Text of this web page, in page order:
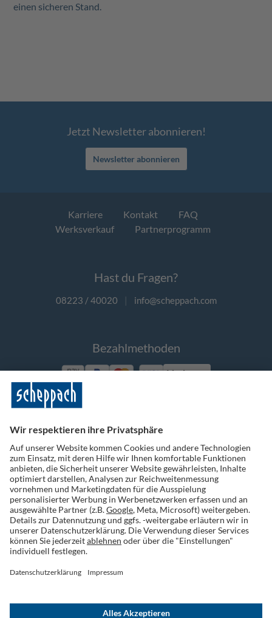
einen sicheren Stand.
Jetzt Newsletter abonnieren!
Newsletter abonnieren
Karriere Kontakt
FAQ
Werksverkauf
Partnerprogramm
Hast du Fragen?
08223 / 40020 | info@scheppach.com
Bezahlmethoden
Vorkasse
Folge uns auf Social Media